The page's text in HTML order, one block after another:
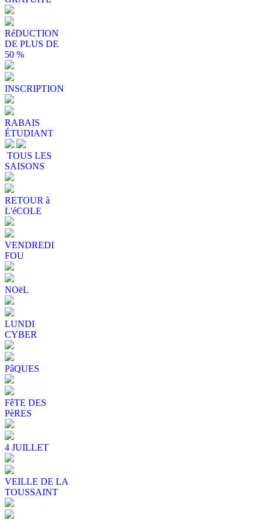
RéDUCTION
DE PLUS DE
50 %
INSCRIPTION
RABAIS
ÉTUDIANT
TOUS LES
SAISONS
RETOUR à
L'éCOLE
VENDREDI
FOU
NOëL
LUNDI
CYBER
PâQUES
FêTE DES
PèRES
4 JUILLET
VEILLE DE LA
TOUSSAINT